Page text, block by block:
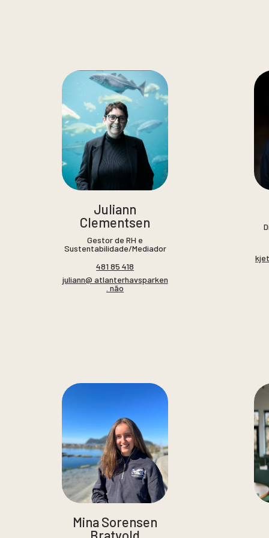
Juliann
Clementsen
Gestor de RH e
Sustentabilidade/Mediador
481 85 418
juliann@ atlanterhavsparken
. não
Mina Sorensen